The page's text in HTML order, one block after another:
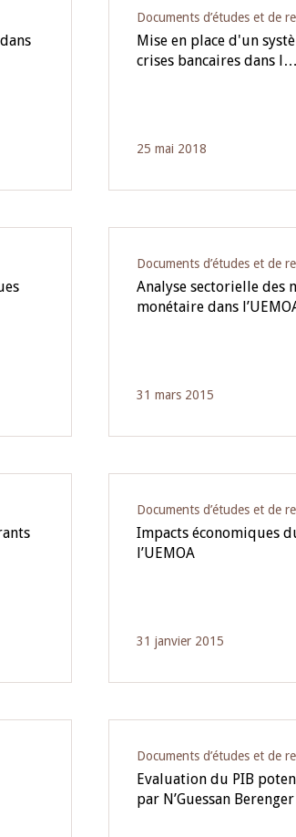
Documents d’études et de
Mise en place d'un
crises bancaires dans
25 mai 2018
Documents d’études et de
Analyse sectorielle des
monétaire dans
31 mars 2015
Documents d’études et de
Impacts économiques
l’UEMOA
31 janvier 2015
Documents d’études et de
Evaluation du PIB
par N’Guessan